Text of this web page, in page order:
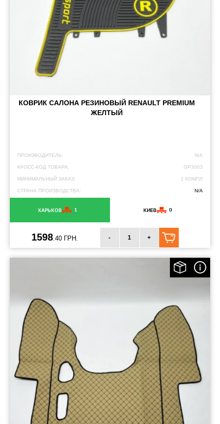
КОВРИК САЛОНА РЕЗИНОВЫЙ RENAULT PREMIUM
ЖЕЛТЫЙ
ПРОИЗВОДИТЕЛЬ: N/A
КРОСС-КОД ТОВАРА: GP3003
МИНИМАЛЬНЫЙ ЗАКАЗ: 1 КОМПЛ
СТРАНА ПРОИЗВОДСТВА: N/A
ХАРЬКОВ 1 КИЕВ 0
1598 .40 ГРН. - +